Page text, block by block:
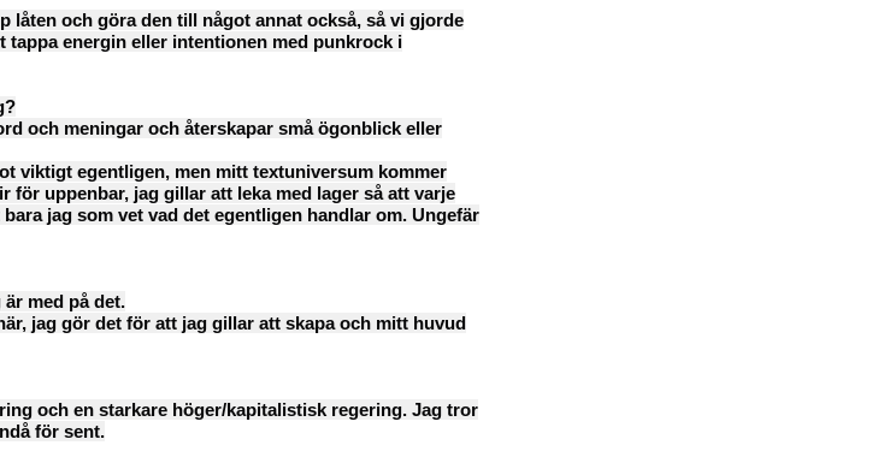
och göra den till något annat också, så vi gjorde
tappa energin eller intentionen med punkrock i
och meningar och återskapar små ögonblick eller
viktigt egentligen, men mitt textuniversum kommer
uppenbar, jag gillar att leka med lager så att varje
jag som vet vad det egentligen handlar om. Ungefär
med på det.
jag gör det för att jag gillar att skapa och mitt huvud
och en starkare höger/kapitalistisk regering. Jag tror
för sent.